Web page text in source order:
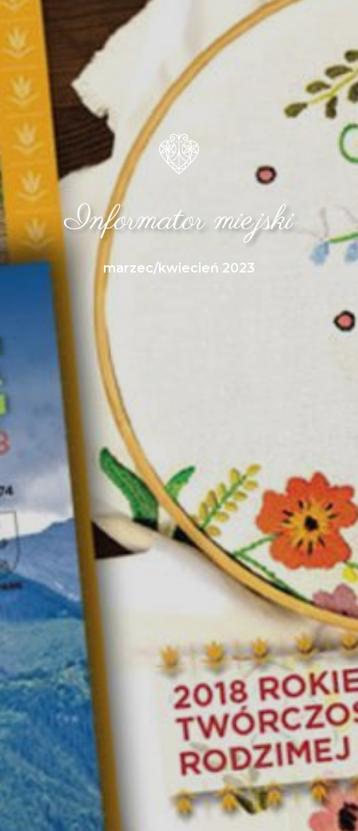
Informator miejski
marzec/kwiecień 2023